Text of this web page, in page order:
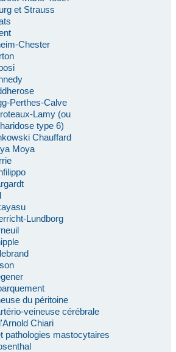
et Strauss
Chester
Perthes-Calve
Lamy (ou
type 6)
Chauffard
Moya
Lundborg
du péritoine
veineuse cérébrale
Chiari
pathologies mastocytaires